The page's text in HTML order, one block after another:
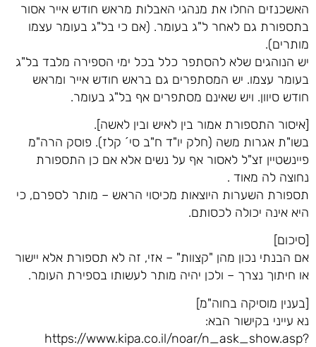
האשכנזים החלו את מנהגי האבלות מראש חודש אייר אסור
בתספורת גם לאחר ל"ג בעומר. (אם כי בל"ג בעומר עצמו
מותרים).
יש הנוהגים שלא להסתפר כלל בכל ימי הספירה מלבד בל"ג
בעומר עצמו. יש המסתפרים גם בראש חודש אייר ומראש
חודש סיוון. ויש שאינם מסתפרים אף בל"ג בעומר.
[איסור התספורת אמור בין לאיש ובין לאשה].
בשו"ת אגרות משה (חלק יו"ד ח"ב סי´ קלז). פוסק הרה"מ
פיינשטיין זצ"ל לאסור אף על נשים אלא אם כן התספורת
נחוצה לה מאוד .
תספורת השערות היוצאות מכיסוי הראש – מותר לספרם, כי
היא אינה יכולה לכסותם.
[סיכום]
אם הבנתי נכון מהן "קצוות" – אזי, זה לא תספורת אלא יישור
או חיתוך נצרך – ולכן יהיה מותר לעשותו בספירת העומר.
[בענין מוסיקה בחוה"מ]
נא עייני בקישור הבא:
https://www.kipa.co.il/noar/n_ask_show.asp?